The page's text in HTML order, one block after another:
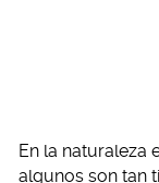
En la naturaleza
algunos son tan